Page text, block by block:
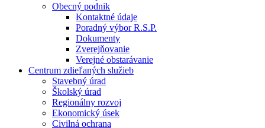
Obecný podnik
Kontaktné údaje
Poradný výbor R.S.P.
Dokumenty
Zverejňovanie
Verejné obstarávanie
Centrum zdieľaných služieb
Stavebný úrad
Školský úrad
Regionálny rozvoj
Ekonomický úsek
Civilná ochrana